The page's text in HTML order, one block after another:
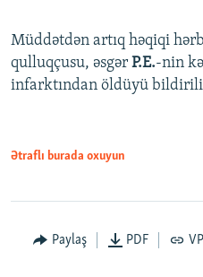
Müddətdən artıq həqiqi
qulluqçusu, əsgər P.E.-nin
infarktından öldüyü
Ətraflı burada oxuyun
Paylaş PDF